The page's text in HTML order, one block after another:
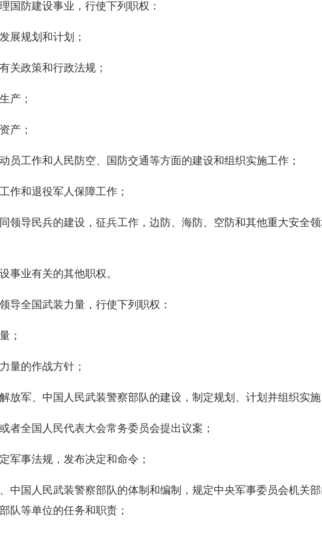
防建设事业，行使下列职权：
展规划和计划；
关政策和行政法规；
产；
产；
员工作和人民防空、国防交通等方面的建设和组织实施工作；
作和退役军人保障工作；
领导民兵的建设，征兵工作，边防、海防、空防和其他重大安全
事业有关的其他职权。
全国武装力量，行使下列职权：
；
量的作战方针；
放军、中国人民武装警察部队的建设，制定规划、计划并组织实
者全国人民代表大会常务委员会提出议案；
军事法规，发布决定和命令；
中国人民武装警察部队的体制和编制，规定中央军事委员会机关
队等单位的任务和职责；